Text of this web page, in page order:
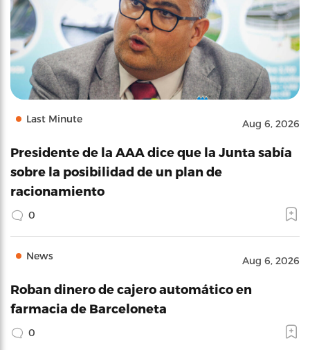
Last Minute Aug 6, 2026
Presidente de la AAA dice que la Junta sabía
sobre la posibilidad de un plan de
racionamiento
0
News Aug 6, 2026
Roban dinero de cajero automático en
farmacia de Barceloneta
0